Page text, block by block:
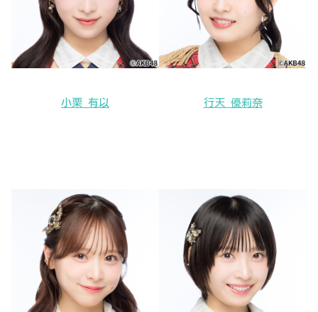
小栗 有以 行天 優莉奈